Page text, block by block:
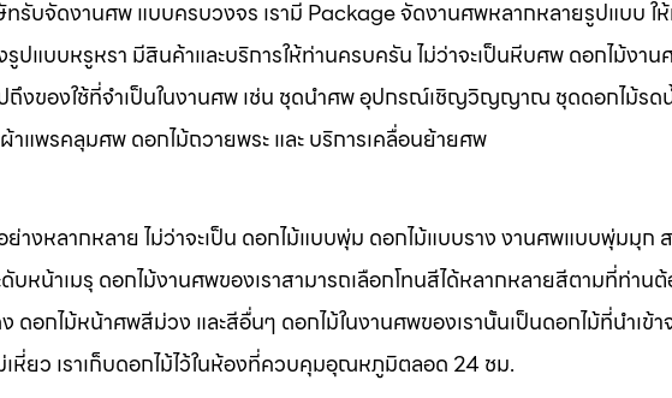
รับจัดงานศพ แบบครบวงจร เรามี Package จัดงานศพหลากหลายรูปแบบ ใ
ปแบบหรูหรา มีสินค้าและบริการให้ท่านครบครัน ไม่ว่าจะเป็นหีบศพ ดอกไม้งา
ถึงของใช้ที่จำเป็นในงานศพ เช่น ชุดนำศพ อุปกรณ์เชิญวิญญาณ ชุดดอกไม้รด
าแพรคลุมศพ ดอกไม้ถวายพระ และ บริการเคลื่อนย้ายศพ
ย่างหลากหลาย ไม่ว่าจะเป็น ดอกไม้แบบพุ่ม ดอกไม้แบบราง งานศพแบบพุ่มมุก
หน้าเมรุ ดอกไม้งานศพของเราสามารถเลือกโทนสีได้หลากหลายสีตามที่ท่าน
อกไม้หน้าศพสีม่วง และสีอื่นๆ ดอกไม้ในงานศพของเรานั้นเป็นดอกไม้ที่นำเข้า
เหี่ยว เราเก็บดอกไม้ไว้ในห้องที่ควบคุมอุณหภูมิตลอด 24 ชม.